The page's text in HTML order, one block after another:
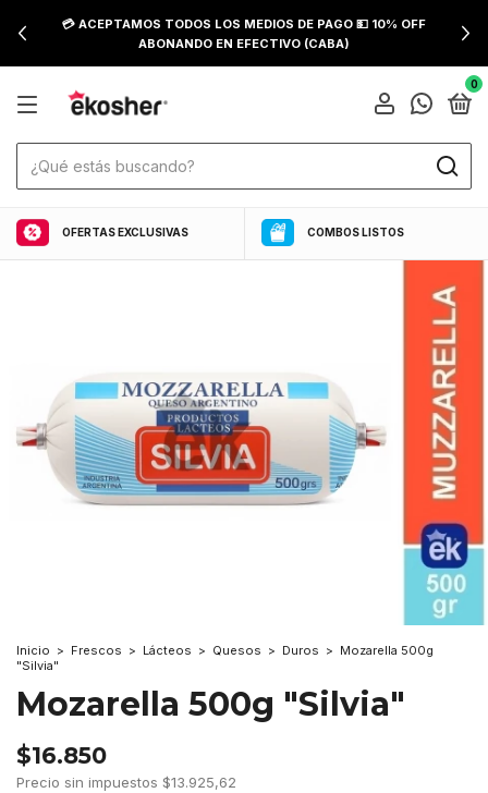
💳 ACEPTAMOS TODOS LOS MEDIOS DE PAGO 💵 10% OFF
ABONANDO EN EFECTIVO (CABA)
0
OFERTAS EXCLUSIVAS COMBOS LISTOS
Inicio > Frescos > Lácteos > Quesos > Duros > Mozarella 500g
"Silvia"
Mozarella 500g "Silvia"
$16.850
Precio sin impuestos $13.925,62